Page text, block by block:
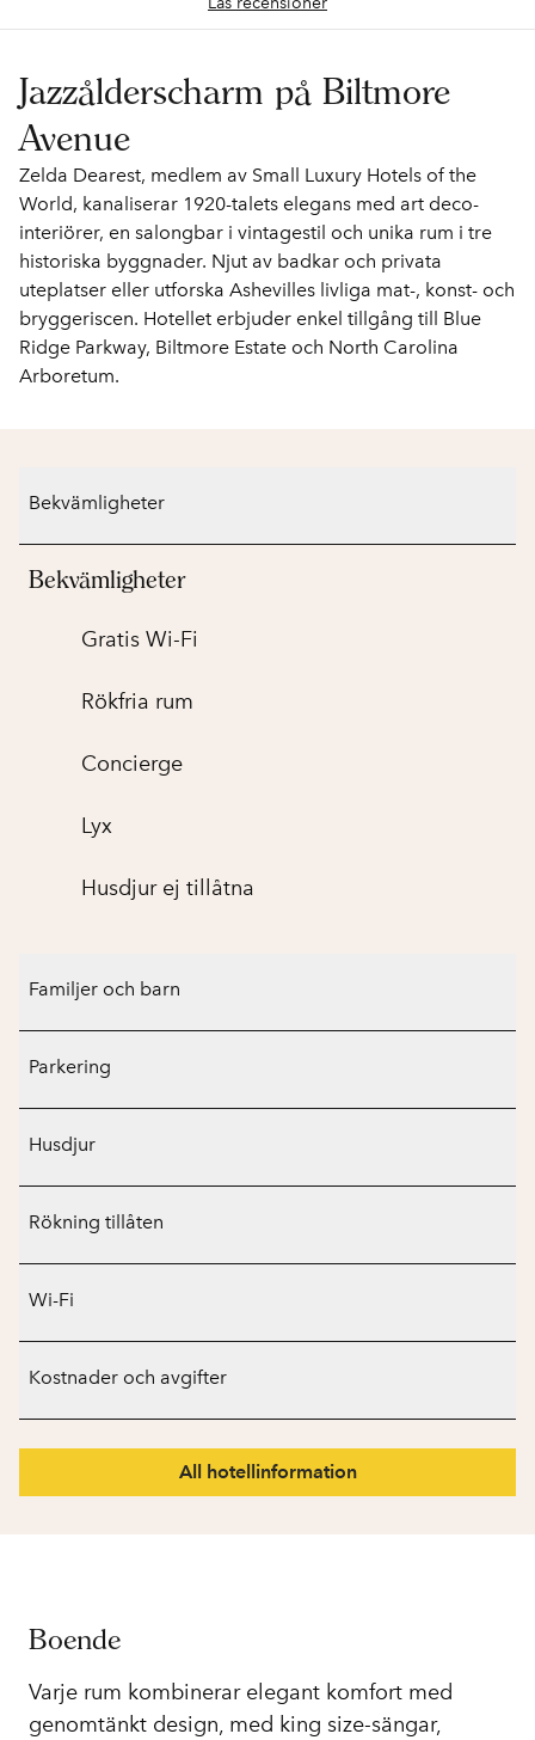
Jazzålderscharm på Biltmore
Avenue
Zelda Dearest, medlem av Small Luxury Hotels of the
World, kanaliserar 1920-talets elegans med art deco-
interiörer, en salongbar i vintagestil och unika rum i tre
historiska byggnader. Njut av badkar och privata
uteplatser eller utforska Ashevilles livliga mat-, konst- och
bryggeriscen. Hotellet erbjuder enkel tillgång till Blue
Ridge Parkway, Biltmore Estate och North Carolina
Arboretum.
Bekvämligheter
Bekvämligheter
Gratis Wi-Fi
Rökfria rum
Concierge
Lyx
Husdjur ej tillåtna
Familjer och barn
Parkering
Husdjur
Rökning tillåten
Wi-Fi
Kostnader och avgifter
All hotellinformation
Boende
Varje rum kombinerar elegant komfort med
genomtänkt design, med king size-sängar,